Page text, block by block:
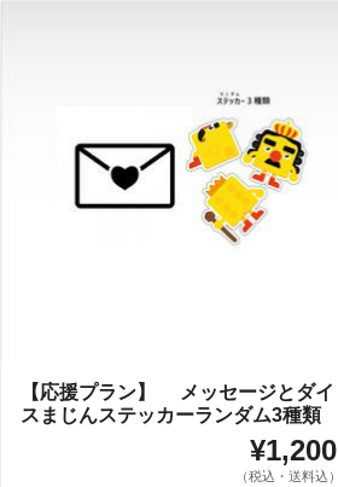
【応援プラン】 メッセージとダイ
スまじんステッカーランダム3種類
¥1,200
（税込・送料込）